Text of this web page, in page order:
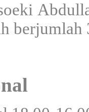
berjumlah